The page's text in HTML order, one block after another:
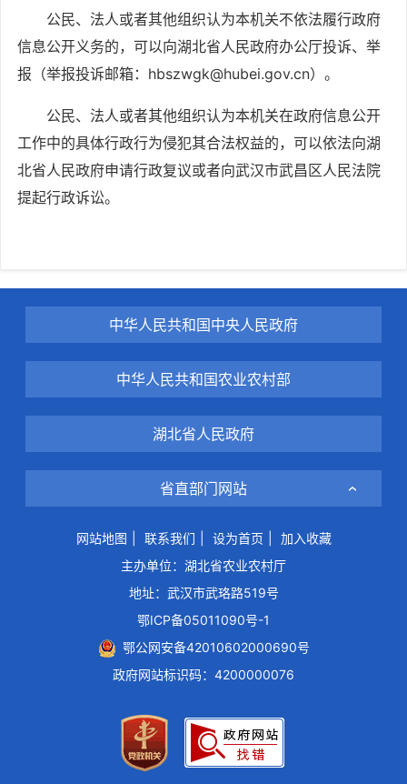
公民、法人或者其他组织认为本机关不依法履行政府
信息公开义务的，可以向湖北省人民政府办公厅投诉、举
报（举报投诉邮箱： hbszwgk@hubei.gov.cn）。
公民、法人或者其他组织认为本机关在政府信息公开
工作中的具体行政行为侵犯其合法权益的，可以依法向湖
北省人民政府申请行政复议或者向武汉市武昌区人民法院
提起行政诉讼。
中华人民共和国中央人民政府
中华人民共和国农业农村部
湖北省人民政府
省直部门网站
网站地图 联系我们 设为首页
加入收藏
主办单位：湖北省农业农村厅
地址：武汉市武珞路519号
鄂ICP备05011090号-1
鄂公网安备42010602000690号
政府网站标识码：4200000076